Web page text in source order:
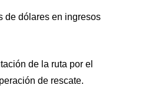
de dólares en ingresos
de la ruta por el
de rescate.